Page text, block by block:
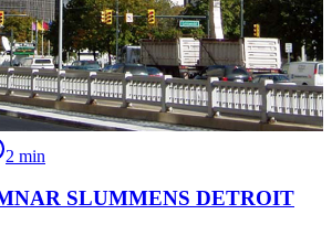
2 min
SLUMMENS DETROIT